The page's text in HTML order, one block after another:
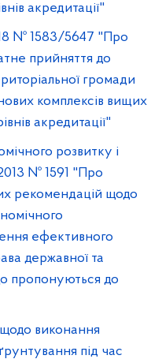
акредитації"
№ 1583/5647 "Про
прийняття до
громади
комплексів вищих
акредитації"
розвитку і
№ 1591 "Про
рекомендацій щодо
ефективного
державної та
пропонуються до
виконання
під час